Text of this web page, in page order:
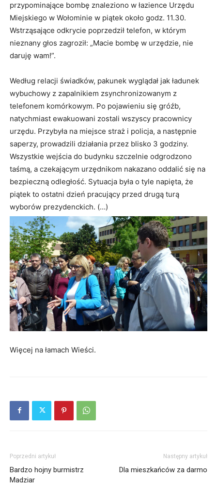
przypominające bombę znaleziono w łazience Urzędu
Miejskiego w Wołominie w piątek około godz. 11.30.
Wstrząsające odkrycie poprzedził telefon, w którym
nieznany głos zagroził: „Macie bombę w urzędzie, nie
daruję wam!”.
Według relacji świadków, pakunek wyglądał jak ładunek
wybuchowy z zapalnikiem zsynchronizowanym z
telefonem komórkowym. Po pojawieniu się gróźb,
natychmiast ewakuowani zostali wszyscy pracownicy
urzędu. Przybyła na miejsce straż i policja, a następnie
saperzy, prowadzili działania przez blisko 3 godziny.
Wszystkie wejścia do budynku szczelnie odgrodzono
taśmą, a czekającym urzędnikom nakazano oddalić się na
bezpieczną odległość. Sytuacja była o tyle napięta, że
piątek to ostatni dzień pracujący przed drugą turą
wyborów prezydenckich. (…)
Więcej na łamach Wieści.
Poprzedni artykuł
Bardzo hojny burmistrz
Madziar
Następny artykuł
Dla mieszkańców za darmo